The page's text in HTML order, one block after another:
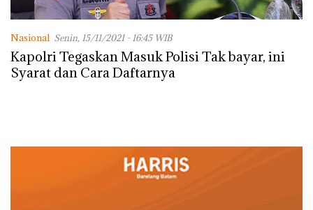
Nasional Senin, 15/11/2021 - 16:45 WIB
Kapolri Tegaskan Masuk Polisi Tak bayar, ini
Syarat dan Cara Daftarnya